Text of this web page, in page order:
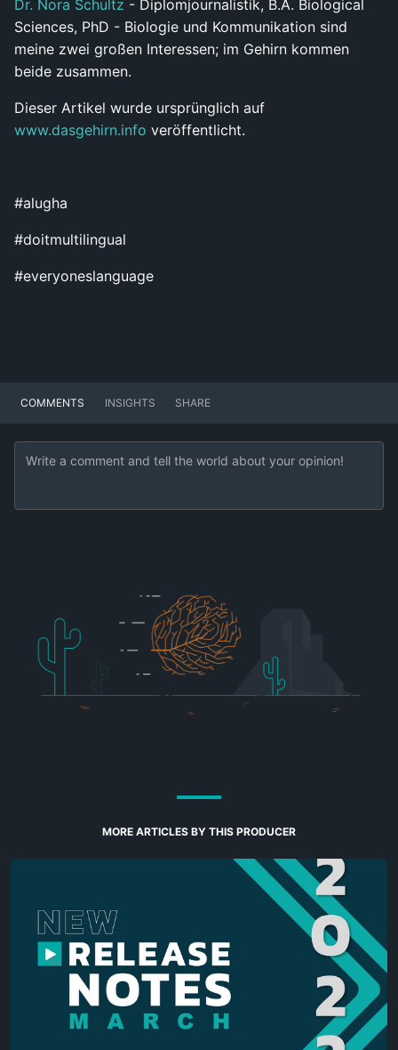
Dr. Nora Schultz - Diplomjournalistik, B.A. Biological
Sciences, PhD - Biologie und Kommunikation sind
meine zwei großen Interessen; im Gehirn kommen
beide zusammen.
Dieser Artikel wurde ursprünglich auf
www.dasgehirn.info veröffentlicht.
#alugha
#doitmultilingual
#everyoneslanguage
COMMENTS INSIGHTS SHARE
MORE ARTICLES BY THIS PRODUCER